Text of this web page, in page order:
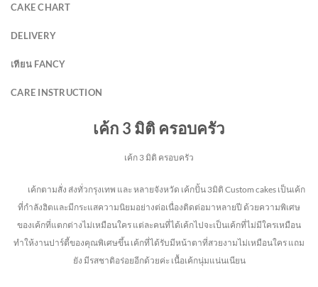
CAKE CHART
DELIVERY
เทียน FANCY
CARE INSTRUCTION
เค้ก 3 มิติ ครอบครัว
เค้ก 3 มิติ ครอบครัว
เค้กตามสั่ง ส่งทั่วกรุงเทพ และ หลายจังหวัด เค้กปั้น 3มิติ Custom cakes เป็นเค้ก
ที่กำลังฮิตและมีกระแสความนิยมอย่างต่อเนื่องติดต่อมาหลายปี ด้วยความพิเศษ
ของเค้กที่แตกต่างไม่เหมือนใคร แต่ละคนที่ได้เค้กไปจะเป็นเค้กที่ไม่มีใครเหมือน
ทำให้งานปาร์ตี้ของคุณพิเศษขึ้น เค้กที่ได้รับมีหน้าตาที่สวยงามไม่เหมือนใคร แถม
ยัง มีรสชาติอร่อยอีกด้วยค่ะ เนื้อเค้กนุ่มแน่นเนียน